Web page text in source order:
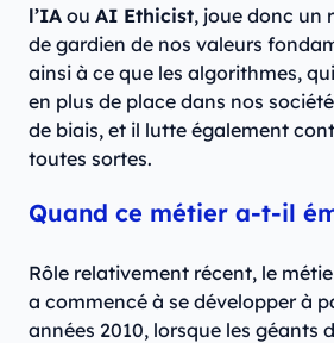
l’IA ou AI Ethicist, joue donc un
de gardien de nos valeurs
ainsi à ce que les algorithmes,
en plus de place dans nos
de biais, et il lutte également
toutes sortes.
Quand ce métier a-t-il
Rôle relativement récent, le
a commencé à se développer à
années 2010, lorsque les géants